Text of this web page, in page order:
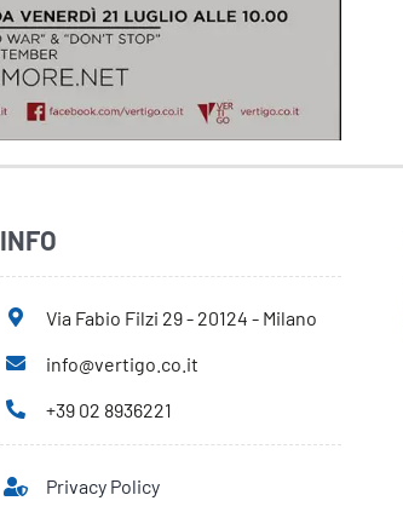
INFO
Via Fabio Filzi 29 - 20124 - Milano
info@vertigo.co.it
+39 02 8936221
Privacy Policy